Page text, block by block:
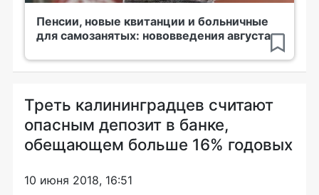
Пенсии, новые квитанции и больничные
для самозанятых: нововведения августа
Треть калининградцев считают
опасным депозит в банке,
обещающем больше 16% годовых
10 июня 2018, 16:51